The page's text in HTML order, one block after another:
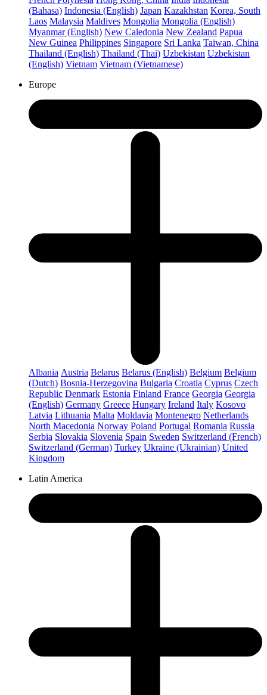
(Bahasa) Indonesia (English) Japan Kazakhstan Korea, South
Laos Malaysia Maldives Mongolia Mongolia (English)
Myanmar (English) New Caledonia New Zealand Papua
New Guinea Philippines Singapore Sri Lanka Taiwan, China
Thailand (English) Thailand (Thai) Uzbekistan Uzbekistan
(English) Vietnam Vietnam (Vietnamese)
Europe
Albania Austria Belarus Belarus (English) Belgium Belgium
(Dutch) Bosnia-Herzegovina Bulgaria Croatia Cyprus Czech
Republic Denmark Estonia Finland France Georgia Georgia
(English) Germany Greece Hungary Ireland Italy Kosovo
Latvia Lithuania Malta Moldavia Montenegro Netherlands
North Macedonia Norway Poland Portugal Romania Russia
Serbia Slovakia Slovenia Spain Sweden Switzerland (French)
Switzerland (German) Turkey Ukraine (Ukrainian) United
Kingdom
Latin America